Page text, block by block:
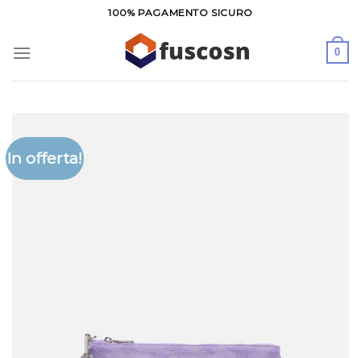
contenuti
100% PAGAMENTO SICURO
0
In offerta!